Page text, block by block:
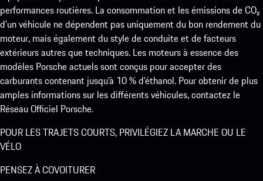
performances routières. La consommation et les émissions de CO₂
d’un véhicule ne dépendent pas uniquement du bon rendement du
moteur, mais également du style de conduite et de facteurs
extérieurs autres que techniques. Les moteurs à essence des
modèles Porsche actuels sont conçus pour accepter des
carburants contenant jusqu’à 10 % d’éthanol. Pour obtenir de plus
amples informations sur les différents véhicules, contactez le
Réseau Officiel Porsche.
POUR LES TRAJETS COURTS, PRIVILÉGIEZ LA MARCHE OU LE
VÉLO
PENSEZ À COVOITURER